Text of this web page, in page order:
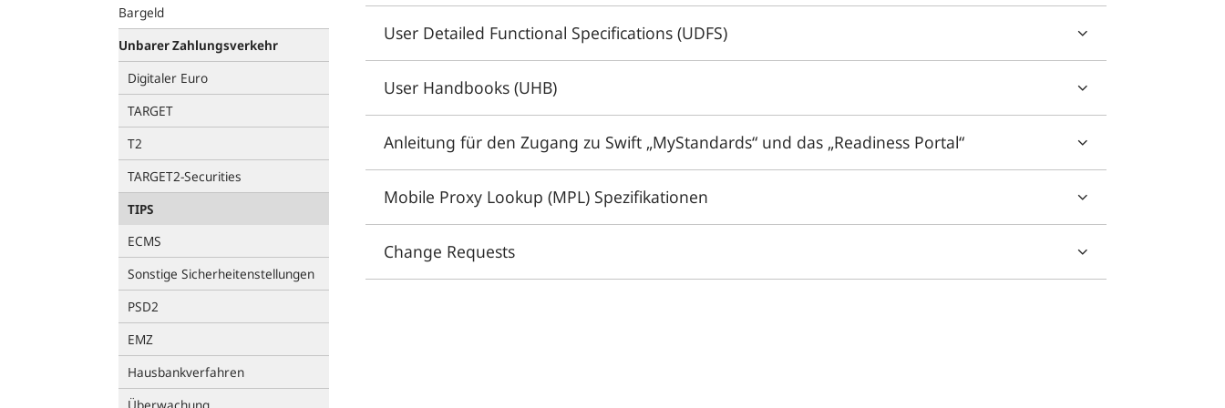
Bargeld
Unbarer Zahlungsverkehr
Digitaler Euro
TARGET
T2
TARGET2-Securities
TIPS
ECMS
Sonstige Sicherheitenstellungen
PSD2
EMZ
Hausbankverfahren
User Detailed Functional Specifications (UDFS)
User Handbooks (UHB)
Anleitung für den Zugang zu Swift „MyStandards“ und das „Readiness Portal“
Mobile Proxy Lookup (MPL) Spezifikationen
Change Requests